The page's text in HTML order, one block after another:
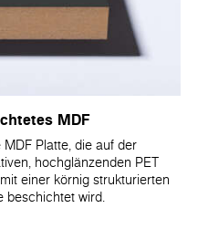
MDF
Platte, die auf der
hochglänzenden PET
einer körnig strukturierten
beschichtet wird.